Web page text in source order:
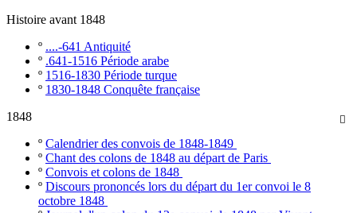
Histoire avant 1848
º ....-641 Antiquité
º .641-1516 Période arabe
º 1516-1830 Période turque
º 1830-1848 Conquête française

1848
º Calendrier des convois de 1848-1849
º Chant des colons de 1848 au départ de Paris
º Convois et colons de 1848
º Discours prononcés lors du départ du 1er convoi le 8
octobre 1848